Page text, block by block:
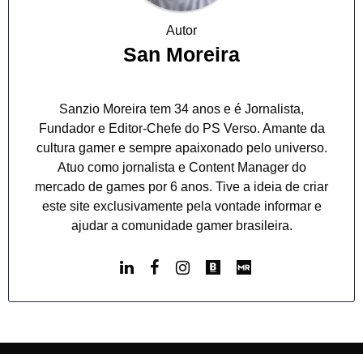
Autor
San Moreira
Sanzio Moreira tem 34 anos e é Jornalista,
Fundador e Editor-Chefe do PS Verso. Amante da
cultura gamer e sempre apaixonado pelo universo.
Atuo como jornalista e Content Manager do
mercado de games por 6 anos. Tive a ideia de criar
este site exclusivamente pela vontade informar e
ajudar a comunidade gamer brasileira.